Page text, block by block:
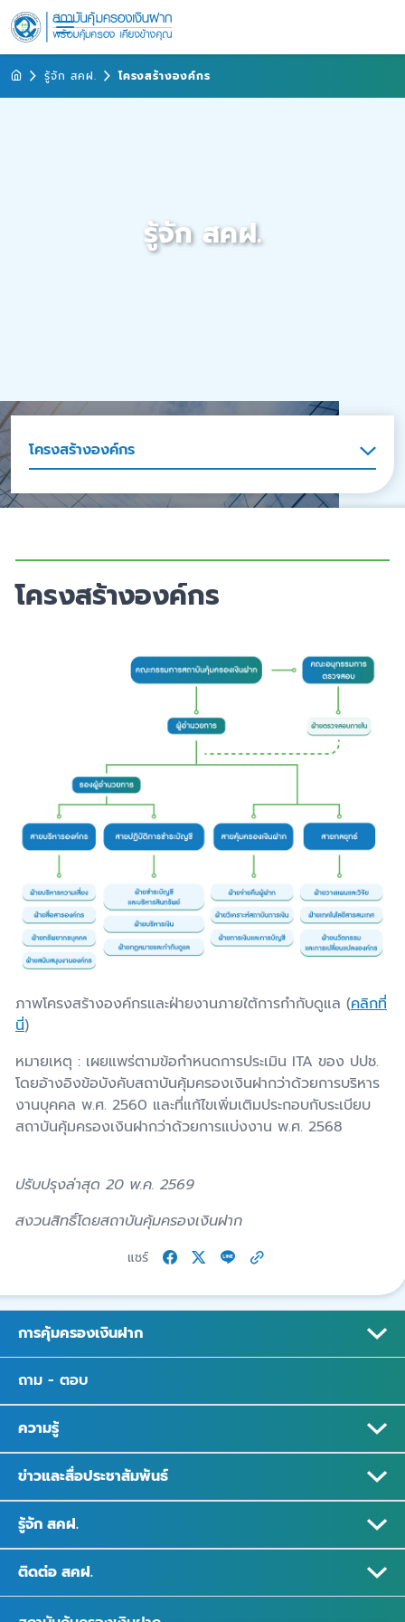
รู้จัก สคฝ. โครงสร้างองค์กร
รู้จัก สคฝ.
โครงสร้างองค์กร
โครงสร้างองค์กร
ภาพโครงสร้างองค์กรและฝ่ายงานภายใต้การกำกับดูแล (คลิกที่
นี่)
หมายเหตุ : เผยแพร่ตามข้อกำหนดการประเมิน ITA ของ ปปช.
โดยอ้างอิงข้อบังคับสถาบันคุ้มครองเงินฝากว่าด้วยการบริหาร
งานบุคคล พ.ศ. 2560 และที่แก้ไขเพิ่มเติมประกอบกับระเบียบ
สถาบันคุ้มครองเงินฝากว่าด้วยการแบ่งงาน พ.ศ. 2568
ปรับปรุงล่าสุด 20 พ.ค. 2569
สงวนสิทธิ์โดยสถาบันคุ้มครองเงินฝาก
แชร์
การคุ้มครองเงินฝาก
ถาม - ตอบ
ความรู้
ข่าวและสื่อประชาสัมพันธ์
รู้จัก สคฝ.
ติดต่อ สคฝ.